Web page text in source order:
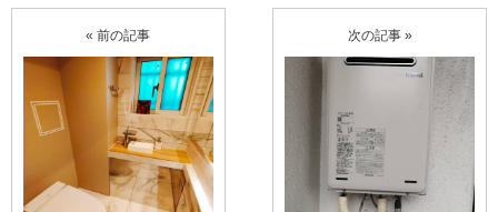
« 前の記事 次の記事 »